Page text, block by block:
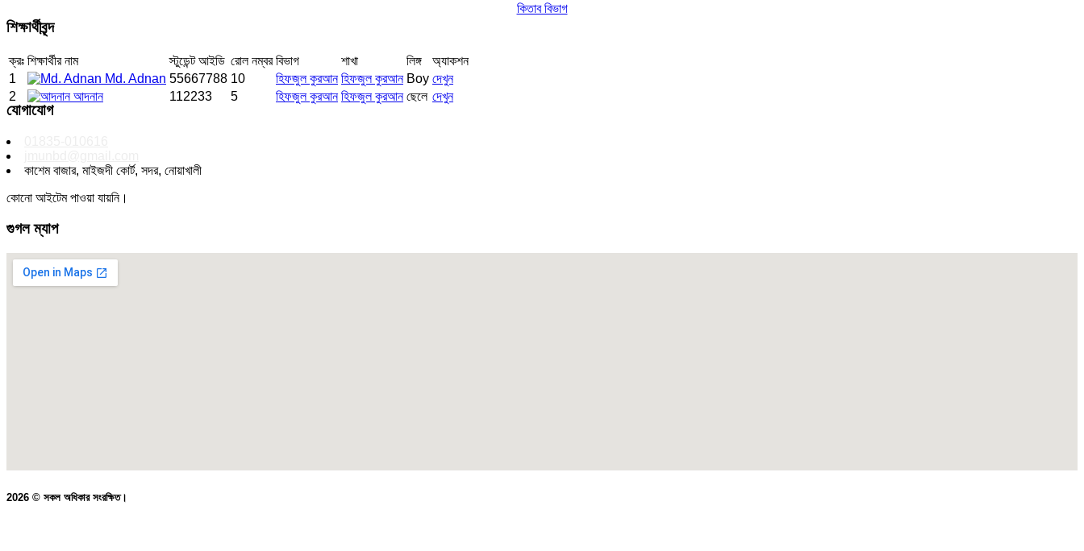
কিতাব বিভাগ
শিক্ষার্থীবৃন্দ
ক্রঃ শিক্ষার্থীর নাম স্টুডেন্ট আইডি রোল নম্বর বিভাগ শাখা লিঙ্গ
অ্যাকশন
1
Md. Adnan 55667788 10 হিফজুল কুরআন হিফজুল কুরআন Boy দেখুন
2
আদনান 112233 5 হিফজুল কুরআন হিফজুল কুরআন ছেলে দেখুন
যোগাযোগ
কাশেম বাজার, মাইজদী কোর্ট, সদর, নোয়াখালী
কোনো আইটেম পাওয়া যায়নি।
গুগল ম্যাপ
2026 © সকল অধিকার সংরক্ষিত।